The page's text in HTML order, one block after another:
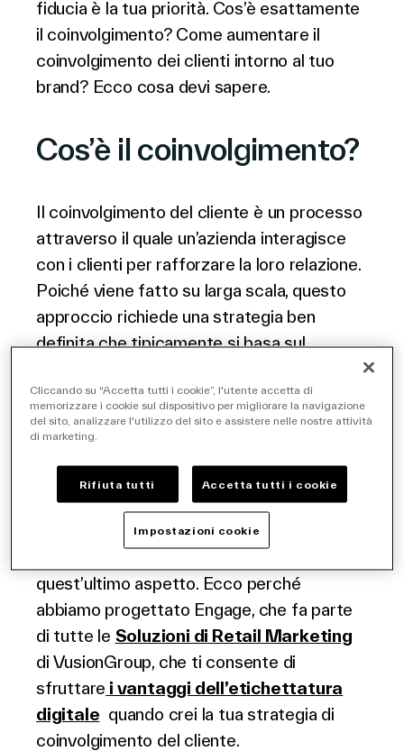
fiducia è la tua priorità. Cos’è esattamente
il coinvolgimento? Come aumentare il
coinvolgimento dei clienti intorno al tuo
brand? Ecco cosa devi sapere.
Cos’è il coinvolgimento?
Il coinvolgimento del cliente è un processo
attraverso il quale un’azienda interagisce
con i clienti per rafforzare la loro relazione.
Poiché viene fatto su larga scala, questo
approccio richiede una strategia ben
definita che tipicamente si basa sul
attraverso una varietà di canali, sia online
che offline. Questo significa che puoi
coinvolgere i tuoi clienti tramite social
media, siti web, email, community e,
naturalmente, direttamente in loco.
quest’ultimo aspetto. Ecco perché
abbiamo progettato Engage, che fa parte
di tutte le Soluzioni di Retail Marketing
di VusionGroup, che ti consente di
sfruttare i vantaggi dell’etichettatura
digitale quando crei la tua strategia di
coinvolgimento del cliente.
Cliccando su “Accetta tutti i cookie”, l'utente accetta di
memorizzare i cookie sul dispositivo per migliorare la navigazione
del sito, analizzare l'utilizzo del sito e assistere nelle nostre attività
di marketing.
Rifiuta tutti Accetta tutti i cookie
Impostazioni cookie